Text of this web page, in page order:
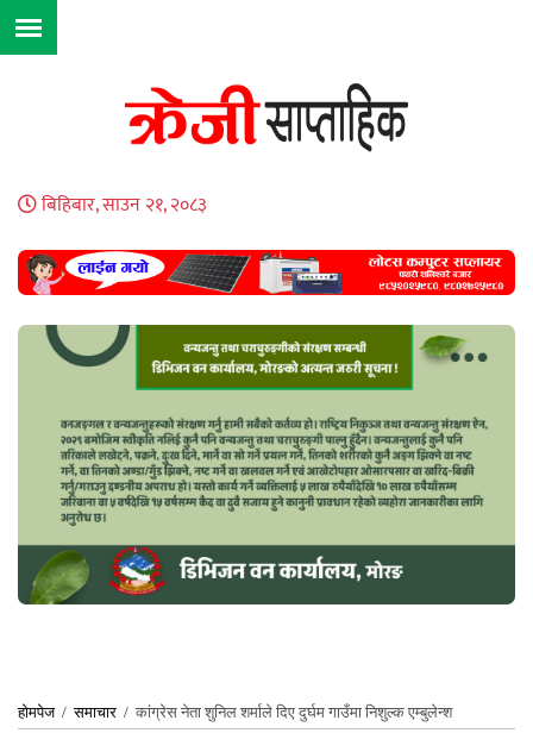
बिहिबार, साउन २१, २०८३
होमपेज/समाचार / कांग्रेस नेता शुनिल शर्माले दिए दुर्घम गाउँमा निशुल्क एम्बुलेन्श